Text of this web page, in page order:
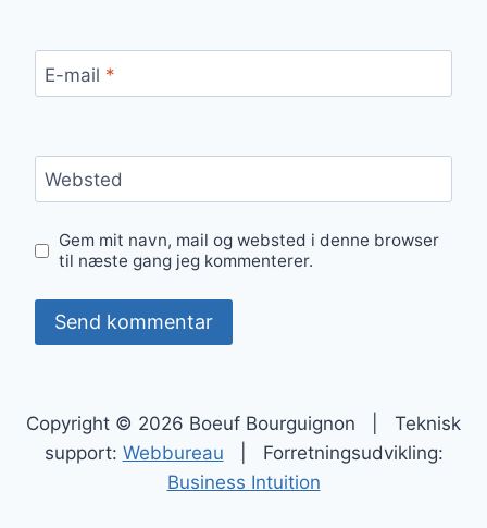
E-mail *
Websted
Gem mit navn, mail og websted i denne browser
til næste gang jeg kommenterer.
Copyright © 2026 Boeuf Bourguignon | Teknisk
support: Webbureau | Forretningsudvikling:
Business Intuition